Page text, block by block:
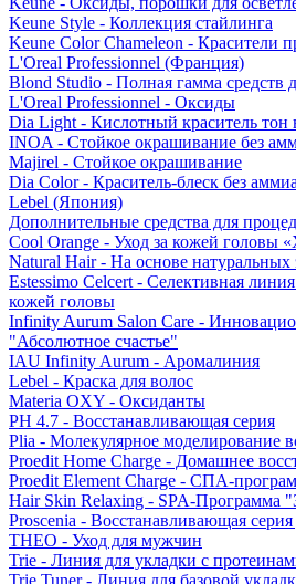
Keune Style - Коллекция стайлинга
Keune Color Chameleon - Красители
L'Oreal Professionnel (Франция)
Blond Studio - Полная гамма средств
L'Oreal Professionnel - Оксиды
Dia Light - Кислотный краситель тон
INOA - Стойкое окрашивание без
Majirel - Стойкое окрашивание
Dia Color - Краситель-блеск без
Lebel (Япония)
Дополнительные средства для
Cool Orange - Уход за кожей головы
Natural Hair - На основе натуральных
Estessimo Celcert - Селективная
кожей головы
Infinity Aurum Salon Care -
"Абсолютное счастье"
IAU Infinity Aurum - Аромалиния
Lebel - Краска для волос
Materia OXY - Оксиданты
PH 4.7 - Восстанавливающая серия
Plia - Молекулярное моделирование
Proedit Home Charge - Домашнее
Proedit Element Charge - СПА-
Hair Skin Relaxing - SPA-Программа
Proscenia - Восстанавливающая
THEO - Уход для мужчин
Trie - Линия для укладки с
Trie Tuner - Линия для базовой